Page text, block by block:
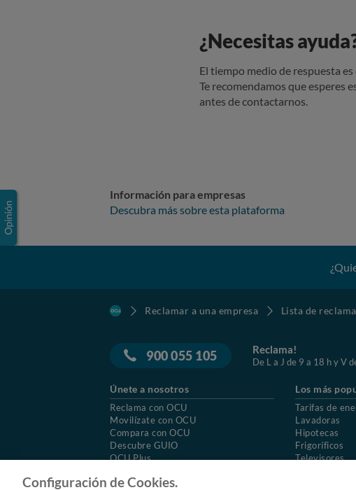
¿Necesitas
El tiempo medio de respuesta es
Te recomendamos que esperes
antes de contactarnos.
Información para empresas
Descubra más sobre esta plataforma
Reclamar a una empresa Lista de
900 055 105 Reclama!
De L a J de 9 a 18 h y V
Únete a nosotros
Reclama con OCU
Movilízate con OCU
Compara con OCU
Descubre GUIO
OCU Plus
Los más
Tarifas de
Lavadoras
Hipotecas
Frigoríficos
Televisores
Configuración de Cookies.